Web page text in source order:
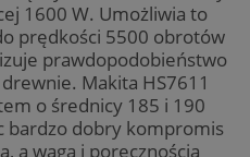
1600 W. Umożliwia to
prędkości 5500 obrotów
prawdopodobieństwo
Makita HS7611
o średnicy 185 i 190
bardzo dobry kompromis
a wagą i poręcznością